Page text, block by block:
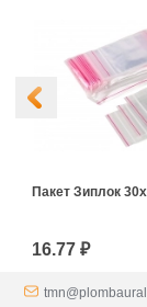
Пакет Зиплок
16.77 ₽